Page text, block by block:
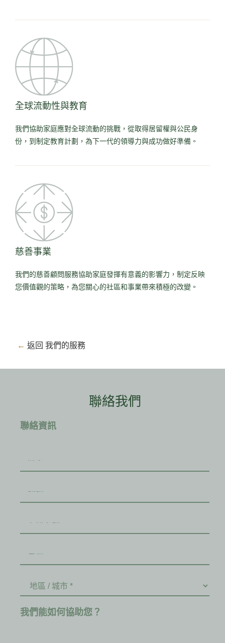
全球流動性與教育
我們協助家庭應對全球流動的挑戰，從取得居留權與公民身
份，到制定教育計劃，為下一代的領導力與成功做好準備。
慈善事業
我們的慈善顧問服務協助家庭發揮有意義的影響力，制定反映
您價值觀的策略，為您關心的社區和事業帶來積極的改變。
← 返回 我們的服務
聯絡我們
聯絡資訊
我們能如何協助您？